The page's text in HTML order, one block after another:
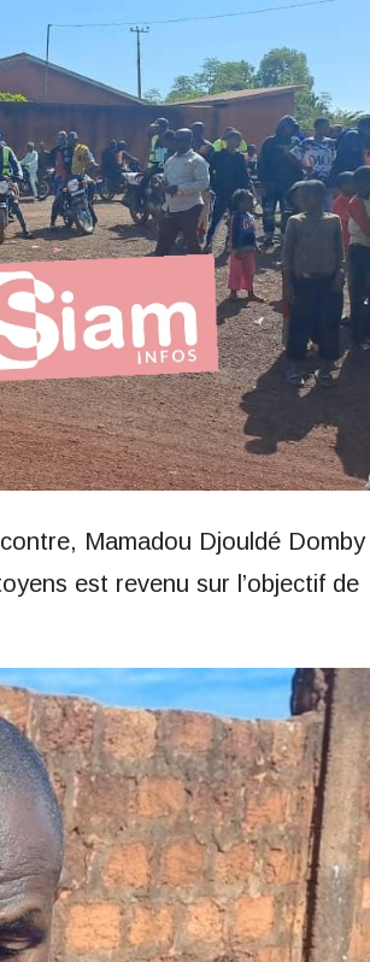
Mamadou Djouldé Domby
est revenu sur l’objectif de